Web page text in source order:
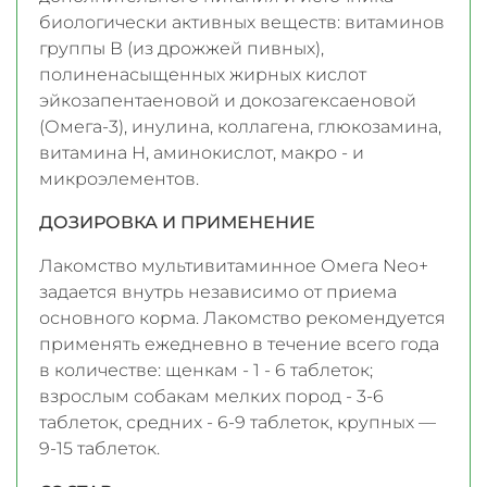
биологически активных веществ: витаминов
группы В (из дрожжей пивных),
полиненасыщенных жирных кислот
эйкозапентаеновой и докозагексаеновой
(Омега-3), инулина, коллагена, глюкозамина,
витамина Н, аминокислот, макро - и
микроэлементов.
ДОЗИРОВКА И ПРИМЕНЕНИЕ
Лакомство мультивитаминное Омега Neo+
задается внутрь независимо от приема
основного корма. Лакомство рекомендуется
применять ежедневно в течение всего года
в количестве: щенкам - 1 - 6 таблеток;
взрослым собакам мелких пород - 3-6
таблеток, средних - 6-9 таблеток, крупных —
9-15 таблеток.